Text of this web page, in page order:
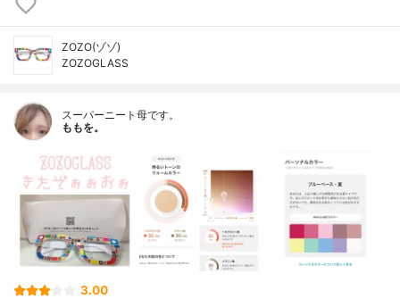
ZOZO(ゾゾ)
ZOZOGLASS
スーパーニート母です。
ももを。
3.00